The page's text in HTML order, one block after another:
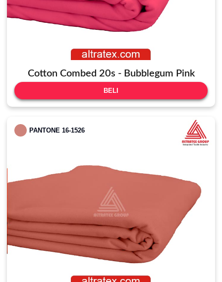
Cotton Combed 20s - Bubblegum Pink
BELI
PANTONE 16-1526